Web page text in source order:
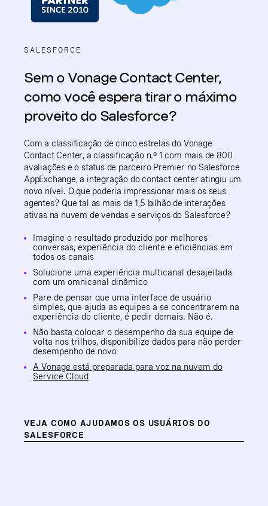
SALESFORCE
Sem o Vonage Contact Center,
como você espera tirar o máximo
proveito do Salesforce?
Com a classificação de cinco estrelas do Vonage
Contact Center, a classificação n.º 1 com mais de 800
avaliações e o status de parceiro Premier no Salesforce
AppExchange, a integração do contact center atingiu um
novo nível. O que poderia impressionar mais os seus
agentes? Que tal as mais de 1,5 bilhão de interações
ativas na nuvem de vendas e serviços do Salesforce?
Imagine o resultado produzido por melhores
conversas, experiência do cliente e eficiências em
todos os canais
Solucione uma experiência multicanal desajeitada
com um omnicanal dinâmico
Pare de pensar que uma interface de usuário
simples, que ajuda as equipes a se concentrarem na
experiência do cliente, é pedir demais. Não é.
Não basta colocar o desempenho da sua equipe de
volta nos trilhos, disponibilize dados para não perder
desempenho de novo
A Vonage está preparada para voz na nuvem do
Service Cloud
VEJA COMO AJUDAMOS OS USUÁRIOS DO
SALESFORCE